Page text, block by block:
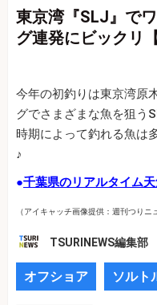
東京湾『SLJ』で
グ連発にビックリ
今年の初釣りは東京湾原
グでさまざまな魚を狙う
時期によって釣れる魚は
♪
●千葉県のリアルタイム
（アイキャッチ画像提供：週刊つりニ
TSURINEWS編集部
オフショア ソルト